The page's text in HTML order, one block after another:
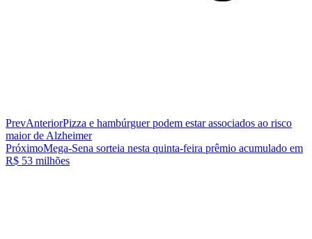
PrevAnteriorPizza e hambúrguer podem estar associados ao risco
maior de Alzheimer
PróximoMega-Sena sorteia nesta quinta-feira prêmio acumulado em
R$ 53 milhões